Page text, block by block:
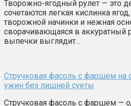
Творожно-ягодный рулет — это
сочетаются легкая кислинка
творожной начинки и нежная
сворачивающаяся в аккуратный
выпечки выглядит…
Стручковая фасоль с фаршем на
ужин без лишней суеты
Стручковая фасоль с фаршем —